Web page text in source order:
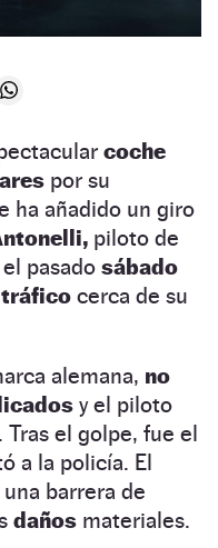
coche
por su
ha añadido un giro
piloto de
pasado sábado
cerca de su
alemana, no
y el piloto
. Tras el golpe, fue el
a la policía. El
barrera de
daños materiales.